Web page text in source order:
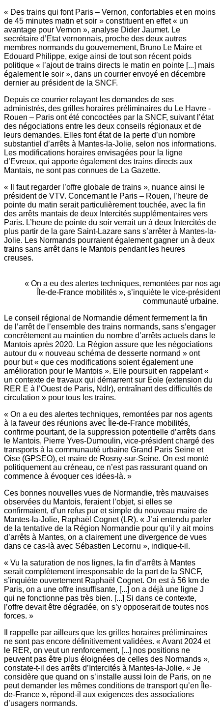
« Des trains qui font Paris – Vernon, confortables et en moins
de 45 minutes matin et soir » constituent en effet « un
avantage pour Vernon », analyse Dider Jaumet. Le
secrétaire d’Etat vernonnais, proche des deux autres
membres normands du gouvernement, Bruno Le Maire et
Edouard Philippe, exige ainsi de tout son récent poids
politique « l’ajout de trains directs le matin en pointe [...] mais
également le soir », dans un courrier envoyé en décembre
dernier au président de la SNCF.
Depuis ce courrier relayant les demandes de ses
administrés, des grilles horaires préliminaires du Le Havre -
Rouen – Paris ont été concoctées par la SNCF, suivant l’état
des négociations entre les deux conseils régionaux et de
leurs demandes. Elles font état de la perte d’un nombre
substantiel d’arrêts à Mantes-la-Jolie, selon nos informations.
Les modifications horaires envisagées pour la ligne
d’Evreux, qui apporte également des trains directs aux
Mantais, ne sont pas connues de La Gazette.
« Il faut regarder l’offre globale de trains », nuance ainsi le
président de VTV. Concernant le Paris – Rouen, l’heure de
pointe du matin serait particulièrement touchée, avec la fin
des arrêts mantais de deux Intercités supplémentaires vers
Paris. L’heure de pointe du soir verrait un à deux Intercités de
plus partir de la gare Saint-Lazare sans s’arrêter à Mantes-la-
Jolie. Les Normands pourraient également gagner un à deux
trains sans arrêt dans le Mantois pendant les heures
creuses.
« On a eu des alertes techniques, remontées par nos
Île-de-France mobilités », s’inquiète le vice-
communauté urbaine.
Le conseil régional de Normandie dément fermement la fin
de l’arrêt de l’ensemble des trains normands, sans s’engager
concrètement au maintien du nombre d’arrêts actuels dans le
Mantois après 2020. La Région assure que les négociations
autour du « nouveau schéma de desserte normand » ont
pour but « que ces modifications soient également une
amélioration pour le Mantois ». Elle poursuit en rappelant «
un contexte de travaux qui démarrent sur Eole (extension du
RER E à l’Ouest de Paris, Ndlr), entraînant des difficultés de
circulation » pour tous les trains.
« On a eu des alertes techniques, remontées par nos agents
à la faveur des réunions avec Île-de-France mobilités,
confirme pourtant, de la suppression potentielle d’arrêts dans
le Mantois, Pierre Yves-Dumoulin, vice-président chargé des
transports à la communauté urbaine Grand Paris Seine et
Oise (GPSEO), et maire de Rosny-sur-Seine. On est monté
politiquement au créneau, ce n’est pas rassurant quand on
commence à évoquer ces idées-là. »
Ces bonnes nouvelles vues de Normandie, très mauvaises
observées du Mantois, feraient l’objet, si elles se
confirmaient, d’un refus pur et simple du nouveau maire de
Mantes-la-Jolie, Raphaël Cognet (LR). « J’ai entendu parler
de la tentative de la Région Normandie pour qu’il y ait moins
d’arrêts à Mantes, on a clairement une divergence de vues
dans ce cas-là avec Sébastien Lecornu », indique-t-il.
« Vu la saturation de nos lignes, la fin d’arrêts à Mantes
serait complètement irresponsable de la part de la SNCF,
s’inquiète ouvertement Raphaël Cognet. On est à 56 km de
Paris, on a une offre insuffisante, [...] on a déjà une ligne J
qui ne fonctionne pas très bien. [...] Si dans ce contexte,
l’offre devait être dégradée, on s’y opposerait de toutes nos
forces. »
Il rappelle par ailleurs que les grilles horaires préliminaires
ne sont pas encore définitivement validées. « Avant 2024 et
le RER, on veut un renforcement, [...] nos positions ne
peuvent pas être plus éloignées de celles des Normands »,
constate-t-il des arrêts d’Intercités à Mantes-la-Jolie. « Je
considère que quand on s’installe aussi loin de Paris, on ne
peut demander les mêmes conditions de transport qu’en Île-
de-France », répond-il aux exigences des associations
d’usagers normands.